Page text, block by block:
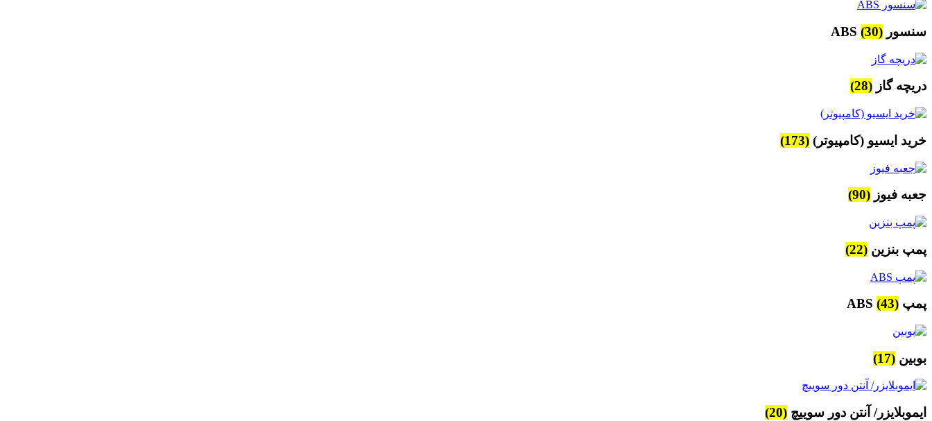
سنسور ABS (30)
دریچه گاز (28)
خرید ایسیو (کامپیوتر) (173)
جعبه فیوز (90)
پمپ بنزین (22)
پمپ ABS (43)
بوبین (17)
ایموبلایزر/ آنتن دور سوییچ (20)